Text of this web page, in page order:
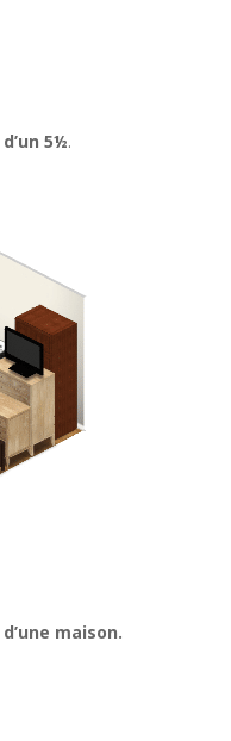
d’un 5½.
d’une maison.